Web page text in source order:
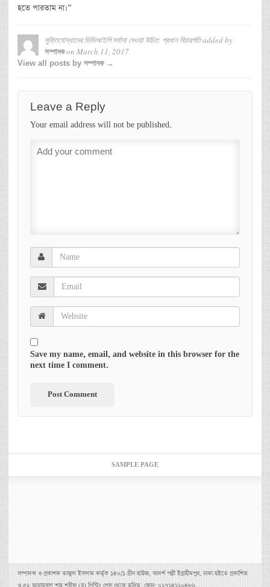
হতে পারতাম না।”
মুক্তিযোদ্ধাদের ভিভিআইপি মর্যাদা দেওয়া উচিত: প্রধান বিচারপতিadded by
সম্পাদকon March 11, 2017
View all posts by সম্পাদক →
Leave a Reply
Your email address will not be published.
Save my name, email, and website in this browser for the
next time I comment.
SAMPLE PAGE
সম্পাদক ও প্রকাশক তাজুল ইসলাম কর্তৃক ১৪০/১ গ্রীন হাউজ, আদর্শ পল্লী ইব্রাহীমপুর, ঢাকা হইতে প্রকাশিত